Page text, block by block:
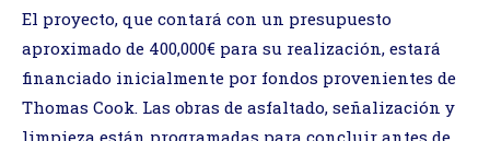
El proyecto, que contará con un presupuesto
aproximado de 400,000€ para su realización, estará
financiado inicialmente por fondos provenientes de
Thomas Cook. Las obras de asfaltado, señalización y
limpieza están programadas para concluir antes de